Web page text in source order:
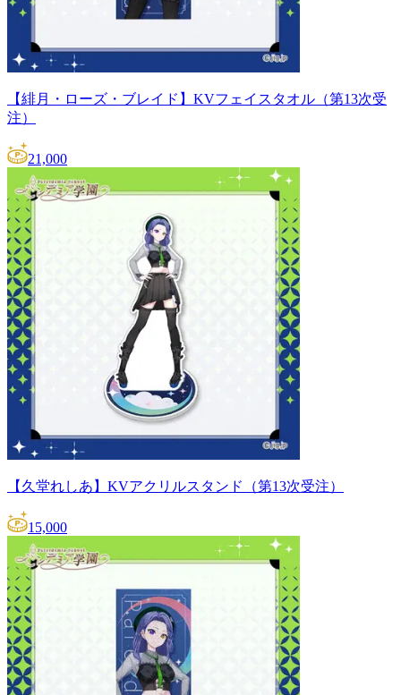
【緋月・ローズ・ブレイド】KVフェイスタオル（第13次受
注）
21,000
【久堂れしあ】KVアクリルスタンド（第13次受注）
15,000